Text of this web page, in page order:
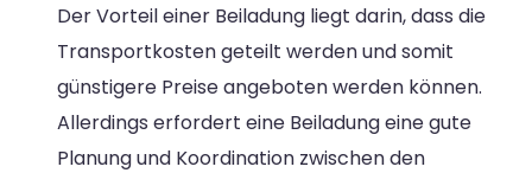
Der Vorteil einer Beiladung liegt darin, dass die
Transportkosten geteilt werden und somit
günstigere Preise angeboten werden können.
Allerdings erfordert eine Beiladung eine gute
Planung und Koordination zwischen den